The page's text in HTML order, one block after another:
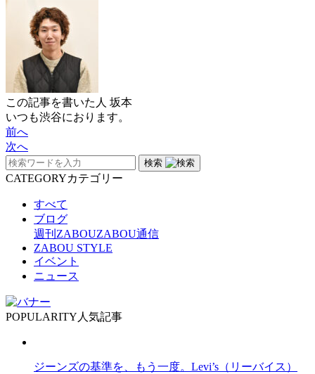
この記事を書いた人 坂本
いつも渋谷におります。
前へ
次へ
検索
CATEGORYカテゴリー
すべて
ブログ
週刊ZABOUZABOU通信
ZABOU STYLE
イベント
ニュース
POPULARITY 人気記事
ジーンズの基準を、もう一度。Levi’s（リーバイス）